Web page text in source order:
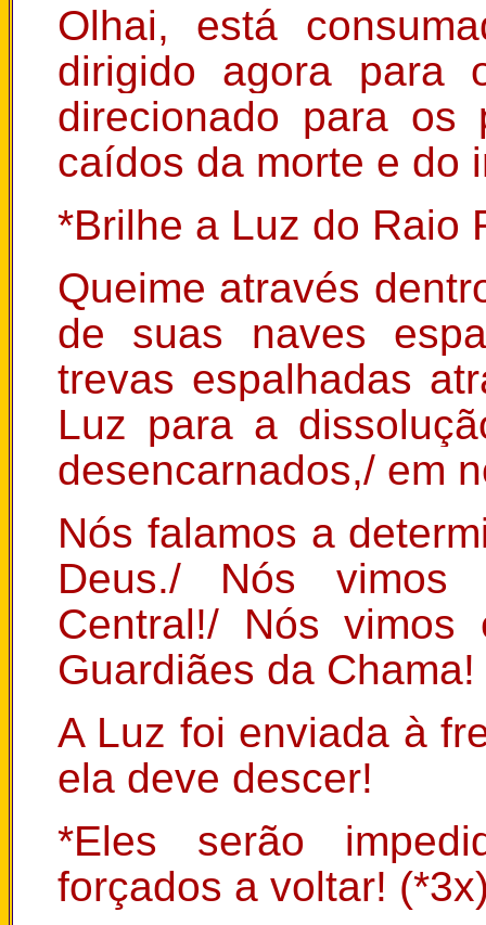
Olhai, está
dirigido agora para
direcionado para os
caídos da morte e do
*Brilhe a Luz do Raio
Queime através
de suas naves
trevas espalhadas
Luz para a
desencarnados,/ em
Nós falamos a
Deus./ Nós vimos
Central!/ Nós
Guardiães da Chama!
A Luz foi enviada à
ela deve descer!
*Eles serão
forçados a voltar!